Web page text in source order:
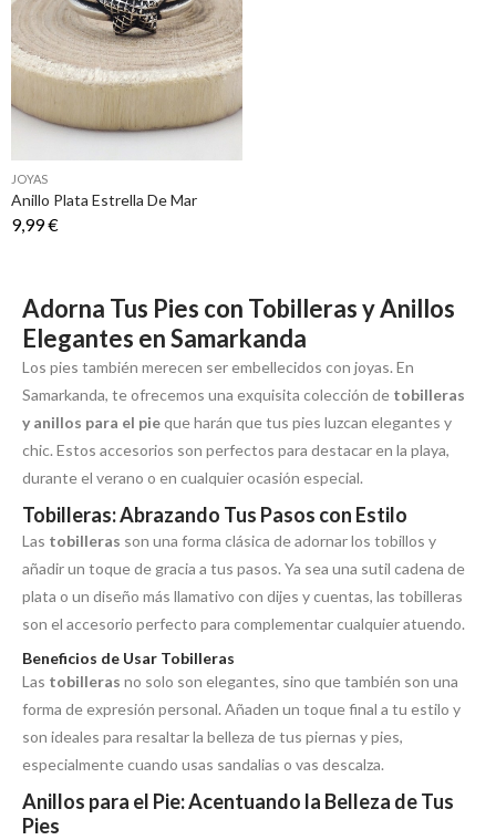
JOYAS
Anillo Plata Estrella De Mar
9,99 €
Adorna Tus Pies con Tobilleras y Anillos
Elegantes en Samarkanda
Los pies también merecen ser embellecidos con joyas. En
Samarkanda, te ofrecemos una exquisita colección de tobilleras
y anillos para el pieque harán que tus pies luzcan elegantes y
chic. Estos accesorios son perfectos para destacar en la playa,
durante el verano o en cualquier ocasión especial.
Tobilleras: Abrazando Tus Pasos con Estilo
Las tobilleras son una forma clásica de adornar los tobillos y
añadir un toque de gracia a tus pasos. Ya sea una sutil cadena de
plata o un diseño más llamativo con dijes y cuentas, las tobilleras
son el accesorio perfecto para complementar cualquier atuendo.
Beneficios de Usar Tobilleras
Las tobilleras no solo son elegantes, sino que también son una
forma de expresión personal. Añaden un toque final a tu estilo y
son ideales para resaltar la belleza de tus piernas y pies,
especialmente cuando usas sandalias o vas descalza.
Anillos para el Pie: Acentuando la Belleza de Tus
Pies